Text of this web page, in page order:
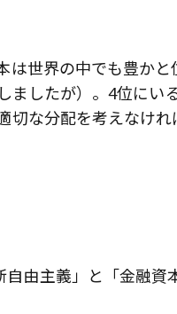
は世界の中でも豊かと
ましたが）。4位にい
切な分配を考えなけれ
由主義」と「金融資